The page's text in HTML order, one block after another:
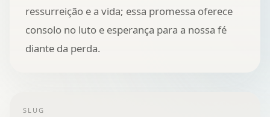
ressurreição e a vida; essa promessa oferece
consolo no luto e esperança para a nossa fé
diante da perda.
SLUG